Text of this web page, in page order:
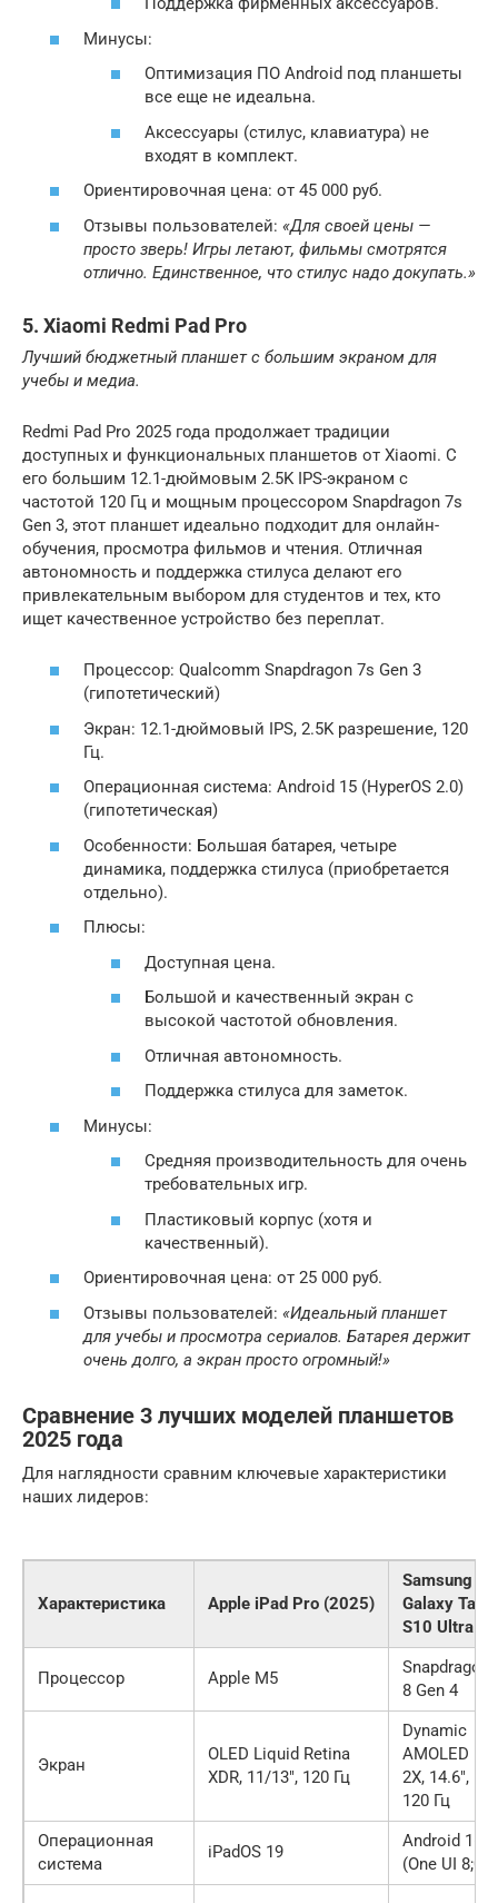
Минусы:
Оптимизация ПО Android под планшеты
все еще не идеальна.
Аксессуары (стилус, клавиатура) не
входят в комплект.
Ориентировочная цена: от 45 000 руб.
Отзывы пользователей: «Для своей цены —
просто зверь! Игры летают, фильмы смотрятся
отлично. Единственное, что стилус надо докупать.»
5. Xiaomi Redmi Pad Pro
Лучший бюджетный планшет с большим экраном для
учебы и медиа.
Redmi Pad Pro 2025 года продолжает традиции
доступных и функциональных планшетов от Xiaomi. С
его большим 12.1-дюймовым 2.5K IPS-экраном с
частотой 120 Гц и мощным процессором Snapdragon 7s
Gen 3, этот планшет идеально подходит для онлайн-
обучения, просмотра фильмов и чтения. Отличная
автономность и поддержка стилуса делают его
привлекательным выбором для студентов и тех, кто
ищет качественное устройство без переплат.
Процессор: Qualcomm Snapdragon 7s Gen 3
(гипотетический)
Экран: 12.1-дюймовый IPS, 2.5K разрешение, 120
Гц.
Операционная система: Android 15 (HyperOS 2.0)
(гипотетическая)
Особенности: Большая батарея, четыре
динамика, поддержка стилуса (приобретается
отдельно).
Плюсы:
Доступная цена.
Большой и качественный экран с
высокой частотой обновления.
Отличная автономность.
Поддержка стилуса для заметок.
Минусы:
Средняя производительность для очень
требовательных игр.
Пластиковый корпус (хотя и
качественный).
Ориентировочная цена: от 25 000 руб.
Отзывы пользователей: «Идеальный планшет
для учебы и просмотра сериалов. Батарея держит
очень долго, а экран просто огромный!»
Сравнение 3 лучших моделей планшетов
2025 года
Для наглядности сравним ключевые характеристики
наших лидеров:
Характеристика Apple iPad Pro (2025)
Samsung
Galaxy Tab
S10 Ultra
Процессор Apple M5
Snapdragon
8 Gen 4
Экран
OLED Liquid Retina
XDR, 11/13″, 120 Гц
Dynamic
AMOLED
2X, 14.6″,
120 Гц
Операционная
система
iPadOS 19
Android 16
(One UI 8;0)